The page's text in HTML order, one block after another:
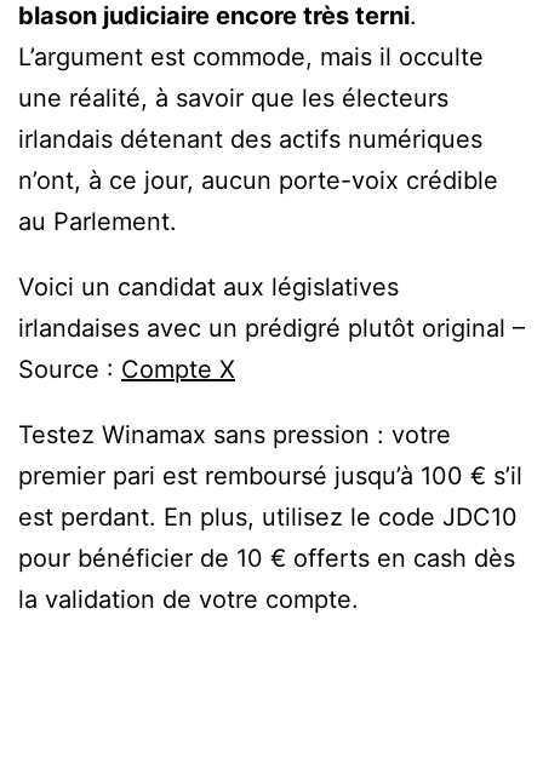
blason judiciaire encore très terni.
L’argument est commode, mais il occulte
une réalité, à savoir que les électeurs
irlandais détenant des actifs numériques
n’ont, à ce jour, aucun porte-voix crédible
au Parlement.
Voici un candidat aux législatives
irlandaises avec un prédigré plutôt original –
Source : Compte X
Testez Winamax sans pression : votre
premier pari est remboursé jusqu’à 100 € s’il
est perdant. En plus, utilisez le code JDC10
pour bénéficier de 10 € offerts en cash dès
la validation de votre compte.